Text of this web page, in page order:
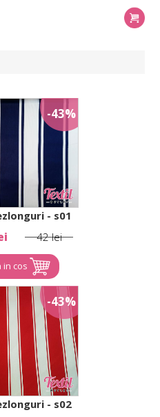
-43%
- s01
42 lei
in cos
-43%
- s02